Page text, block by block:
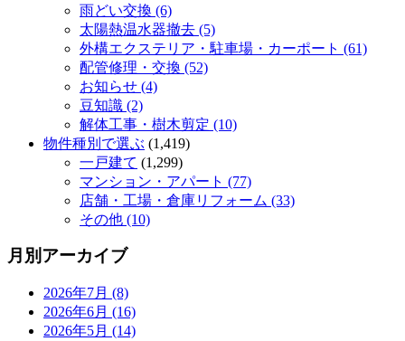
雨どい交換 (6)
太陽熱温水器撤去 (5)
外構エクステリア・駐車場・カーポート (61)
配管修理・交換 (52)
お知らせ (4)
豆知識 (2)
解体工事・樹木剪定 (10)
物件種別で選ぶ (1,419)
一戸建て (1,299)
マンション・アパート (77)
店舗・工場・倉庫リフォーム (33)
その他 (10)
月別アーカイブ
2026年7月 (8)
2026年6月 (16)
2026年5月 (14)